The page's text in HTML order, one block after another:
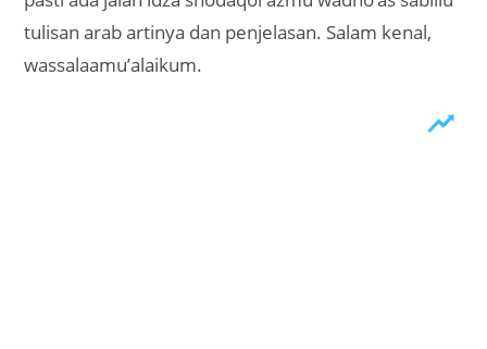
tulisan arab artinya dan penjelasan. Salam kenal,
wassalaamu’alaikum.